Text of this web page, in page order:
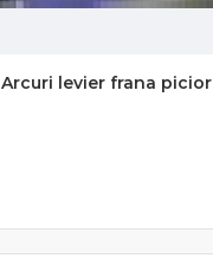
Arcuri levier frana picior